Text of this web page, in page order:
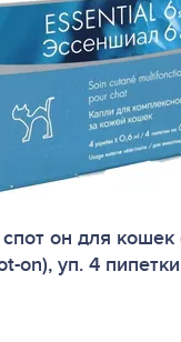
он для кошек
on), уп. 4 пипетки